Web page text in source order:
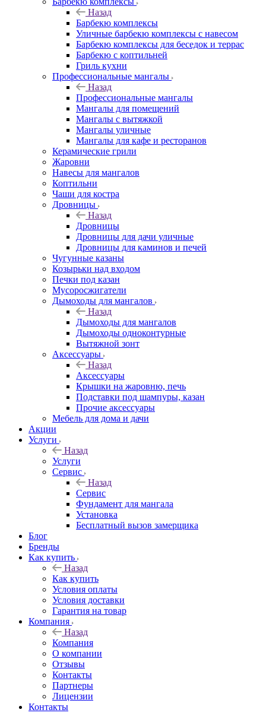
Назад
Барбекю комплексы
Уличные барбекю комплексы с навесом
Барбекю комплексы для беседок и террас
Барбекю с коптильней
Гриль кухни
Профессиональные мангалы
Назад
Профессиональные мангалы
Мангалы для помещений
Мангалы с вытяжкой
Мангалы уличные
Мангалы для кафе и ресторанов
Керамические грили
Жаровни
Навесы для мангалов
Коптильни
Чаши для костра
Дровницы
Назад
Дровницы
Дровницы для дачи уличные
Дровницы для каминов и печей
Чугунные казаны
Козырьки над входом
Печки под казан
Мусоросжигатели
Дымоходы для мангалов
Назад
Дымоходы для мангалов
Дымоходы одноконтурные
Вытяжной зонт
Аксессуары
Назад
Аксессуары
Крышки на жаровню, печь
Подставки под шампуры, казан
Прочие аксессуары
Мебель для дома и дачи
Акции
Услуги
Назад
Услуги
Сервис
Назад
Сервис
Фундамент для мангала
Установка
Бесплатный вызов замерщика
Блог
Бренды
Как купить
Назад
Как купить
Условия оплаты
Условия доставки
Гарантия на товар
Компания
Назад
Компания
О компании
Отзывы
Контакты
Партнеры
Лицензии
Контакты